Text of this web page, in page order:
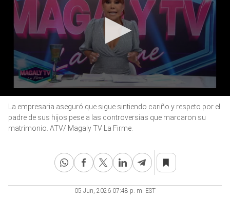
seconds
minutes,
La empresaria aseguró que sigue sintiendo cariño y respeto por el
padre de sus hijos pese a las controversias que marcaron su
matrimonio. ATV/ Magaly TV La Firme.
05 Jun, 2026 07:48 p. m. EST